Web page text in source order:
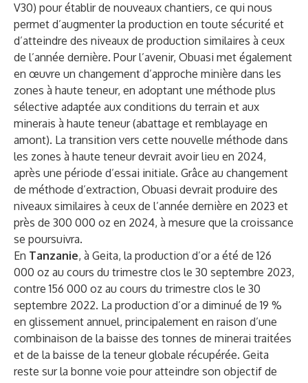
V30) pour établir de nouveaux chantiers, ce qui nous
permet d’augmenter la production en toute sécurité et
d’atteindre des niveaux de production similaires à ceux
de l’année dernière. Pour l’avenir, Obuasi met également
en œuvre un changement d’approche minière dans les
zones à haute teneur, en adoptant une méthode plus
sélective adaptée aux conditions du terrain et aux
minerais à haute teneur (abattage et remblayage en
amont). La transition vers cette nouvelle méthode dans
les zones à haute teneur devrait avoir lieu en 2024,
après une période d’essai initiale. Grâce au changement
de méthode d’extraction, Obuasi devrait produire des
niveaux similaires à ceux de l’année dernière en 2023 et
près de 300 000 oz en 2024, à mesure que la croissance
se poursuivra.
En Tanzanie, à Geita, la production d’or a été de 126
000 oz au cours du trimestre clos le 30 septembre 2023,
contre 156 000 oz au cours du trimestre clos le 30
septembre 2022. La production d’or a diminué de 19 %
en glissement annuel, principalement en raison d’une
combinaison de la baisse des tonnes de minerai traitées
et de la baisse de la teneur globale récupérée. Geita
reste sur la bonne voie pour atteindre son objectif de